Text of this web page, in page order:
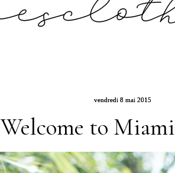
vendredi 8 mai 2015
Welcome to Miami